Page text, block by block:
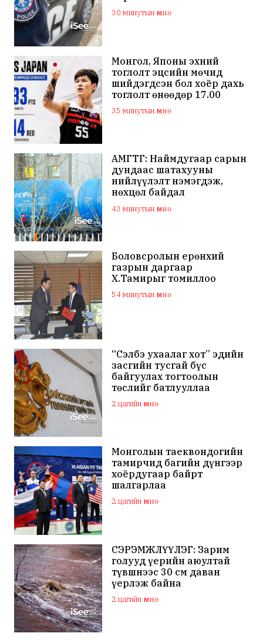
30 минутын өмнө
Монгол, Японы эхний
тоглолт эцсийн мөчид
шийдэгдсэн бол хоёр дахь
тоглолт өнөөдөр 17.00
цагаас эхэлнэ
35 минутын өмнө
АМГТГ: Наймдугаар сарын
дундаас шатахууны
нийлүүлэлт нэмэгдэж,
нөхцөл байдал
43 минутын өмнө
Боловсролын ерөнхий
газрын даргаар
Х.Тамирыг томиллоо
54 минутын өмнө
“Сэлбэ ухаалаг хот” эдийн
засгийн тусгай бүс
байгуулах тогтоолын
төслийг батлууллаа
2 цагийн өмнө
Монголын таеквондогийн
тамирчид багийн дүнгээр
хоёрдугаар байрт
шалгарлаа
2 цагийн өмнө
СЭРЭМЖЛҮҮЛЭГ: Зарим
голууд үерийн аюултай
түвшнээс 30 см даван
үерлэж байна
2 цагийн өмнө